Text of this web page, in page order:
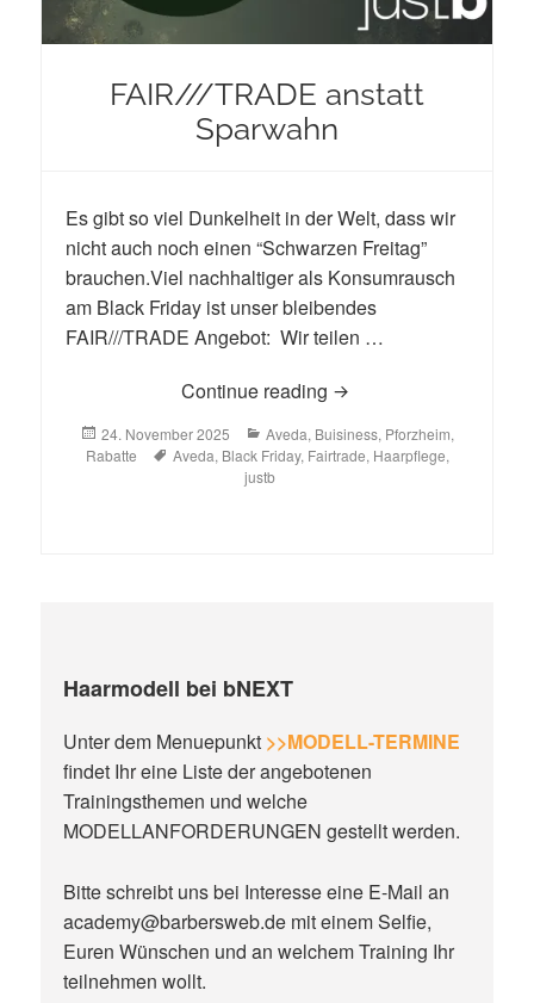
FAIR///TRADE anstatt
Sparwahn
Es gibt so viel Dunkelheit in der Welt, dass wir
nicht auch noch einen “Schwarzen Freitag”
brauchen.Viel nachhaltiger als Konsumrausch
am Black Friday ist unser bleibendes
FAIR///TRADE Angebot: Wir teilen …
Continue reading FAIR///TRADE anstatt
Posted
on
24. November 2025 Categories
Aveda, Buisiness, Pforzheim,
Rabatte
Tags
Aveda, Black Friday, Fairtrade, Haarpflege,
justb
Haarmodell bei bNEXT
Unter dem Menuepunkt >>MODELL-TERMINE
findet Ihr eine Liste der angebotenen
Trainingsthemen und welche
MODELLANFORDERUNGEN gestellt werden.
Bitte schreibt uns bei Interesse eine E-Mail an
academy@barbersweb.de mit einem Selfie,
Euren Wünschen und an welchem Training Ihr
teilnehmen wollt.